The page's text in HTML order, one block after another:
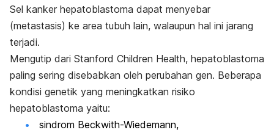
Sel kanker hepatoblastoma dapat menyebar
(metastasis) ke area tubuh lain, walaupun hal ini jarang
terjadi.
Mengutip dari Stanford Children Health, hepatoblastoma
paling sering disebabkan oleh perubahan gen. Beberapa
kondisi genetik yang meningkatkan risiko
hepatoblastoma yaitu:
sindrom Beckwith-Wiedemann,